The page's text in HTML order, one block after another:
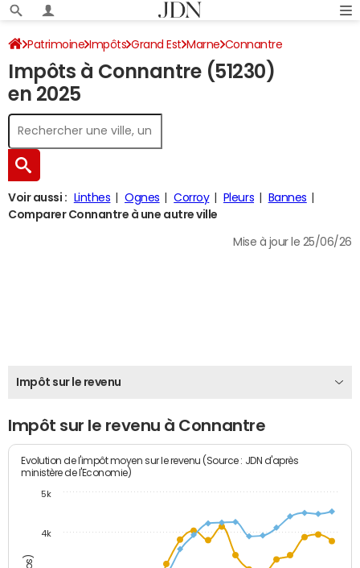
Patrimoine Impôts Grand Est Marne Connantre
Impôt sur le revenu
Impôts à Connantre (51230)
en 2025
Voir aussi : Linthes Ognes Corroy Pleurs
Bannes
Comparer Connantre à une autre ville
Mise à jour le 25/06/26
Impôt sur le revenu
Impôt sur le revenu à Connantre
Evolution de l'impôt moyen sur le revenu (Source : JDN d'après
ministère de l'Economie)
4k
5k